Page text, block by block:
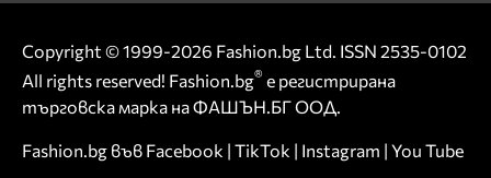
Copyright © 1999-2026 Fashion.bg Ltd. ISSN 2535-0102
All rights reserved! Fashion.bg® е регистрирана
търговска марка на ФАШЪН.БГ ООД.
Fashion.bg във Facebook | TikTok | Instagram | You Tube